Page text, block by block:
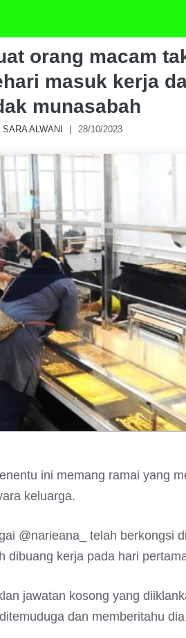
orang macam
masuk kerja
munasabah
SARA ALWANI 28/10/2023
ini memang ramai yang
keluarga.
@narieana_ telah berkongsi
dibuang kerja pada hari
jawatan kosong yang
dan memberitahu